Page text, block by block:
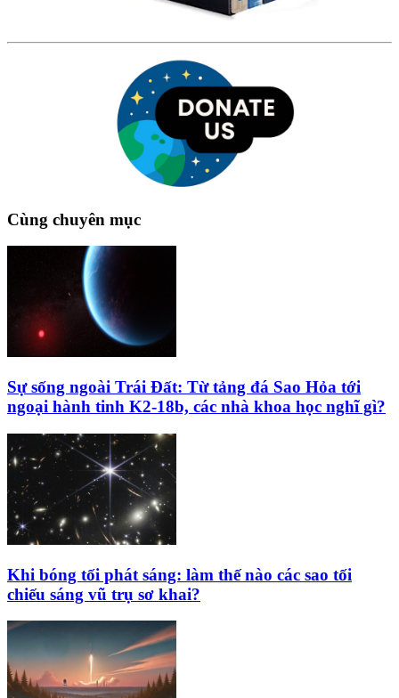
Cùng chuyên mục
Sự sống ngoài Trái Đất: Từ tảng đá Sao Hỏa tới
ngoại hành tinh K2‑18b, các nhà khoa học nghĩ gì?
Khi bóng tối phát sáng: làm thế nào các sao tối
chiếu sáng vũ trụ sơ khai?